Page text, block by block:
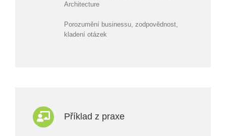
Architecture
Porozumění businessu, zodpovědnost,
kladení otázek
Příklad z praxe